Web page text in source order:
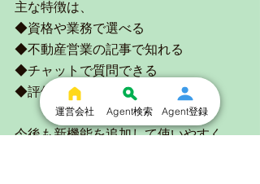
主な特徴は、
◆資格や業務で選べる
◆不動産営業の記事で知れる
◆チャットで質問できる
◆評価で分かる
今後も新機能を追加して使いやすく、
運営会社 Agent検索 Agent登録